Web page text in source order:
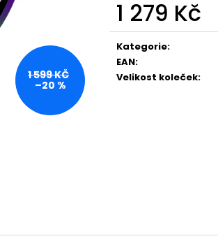
1 279 Kč
Měrná
cena:
Kategorie:
EAN:
Velikost koleček:
1 599 KČ
–20 %